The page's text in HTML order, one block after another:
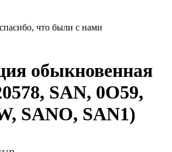
что были с нами
обыкновенная
SAN, 0O59,
SANO, SAN1)